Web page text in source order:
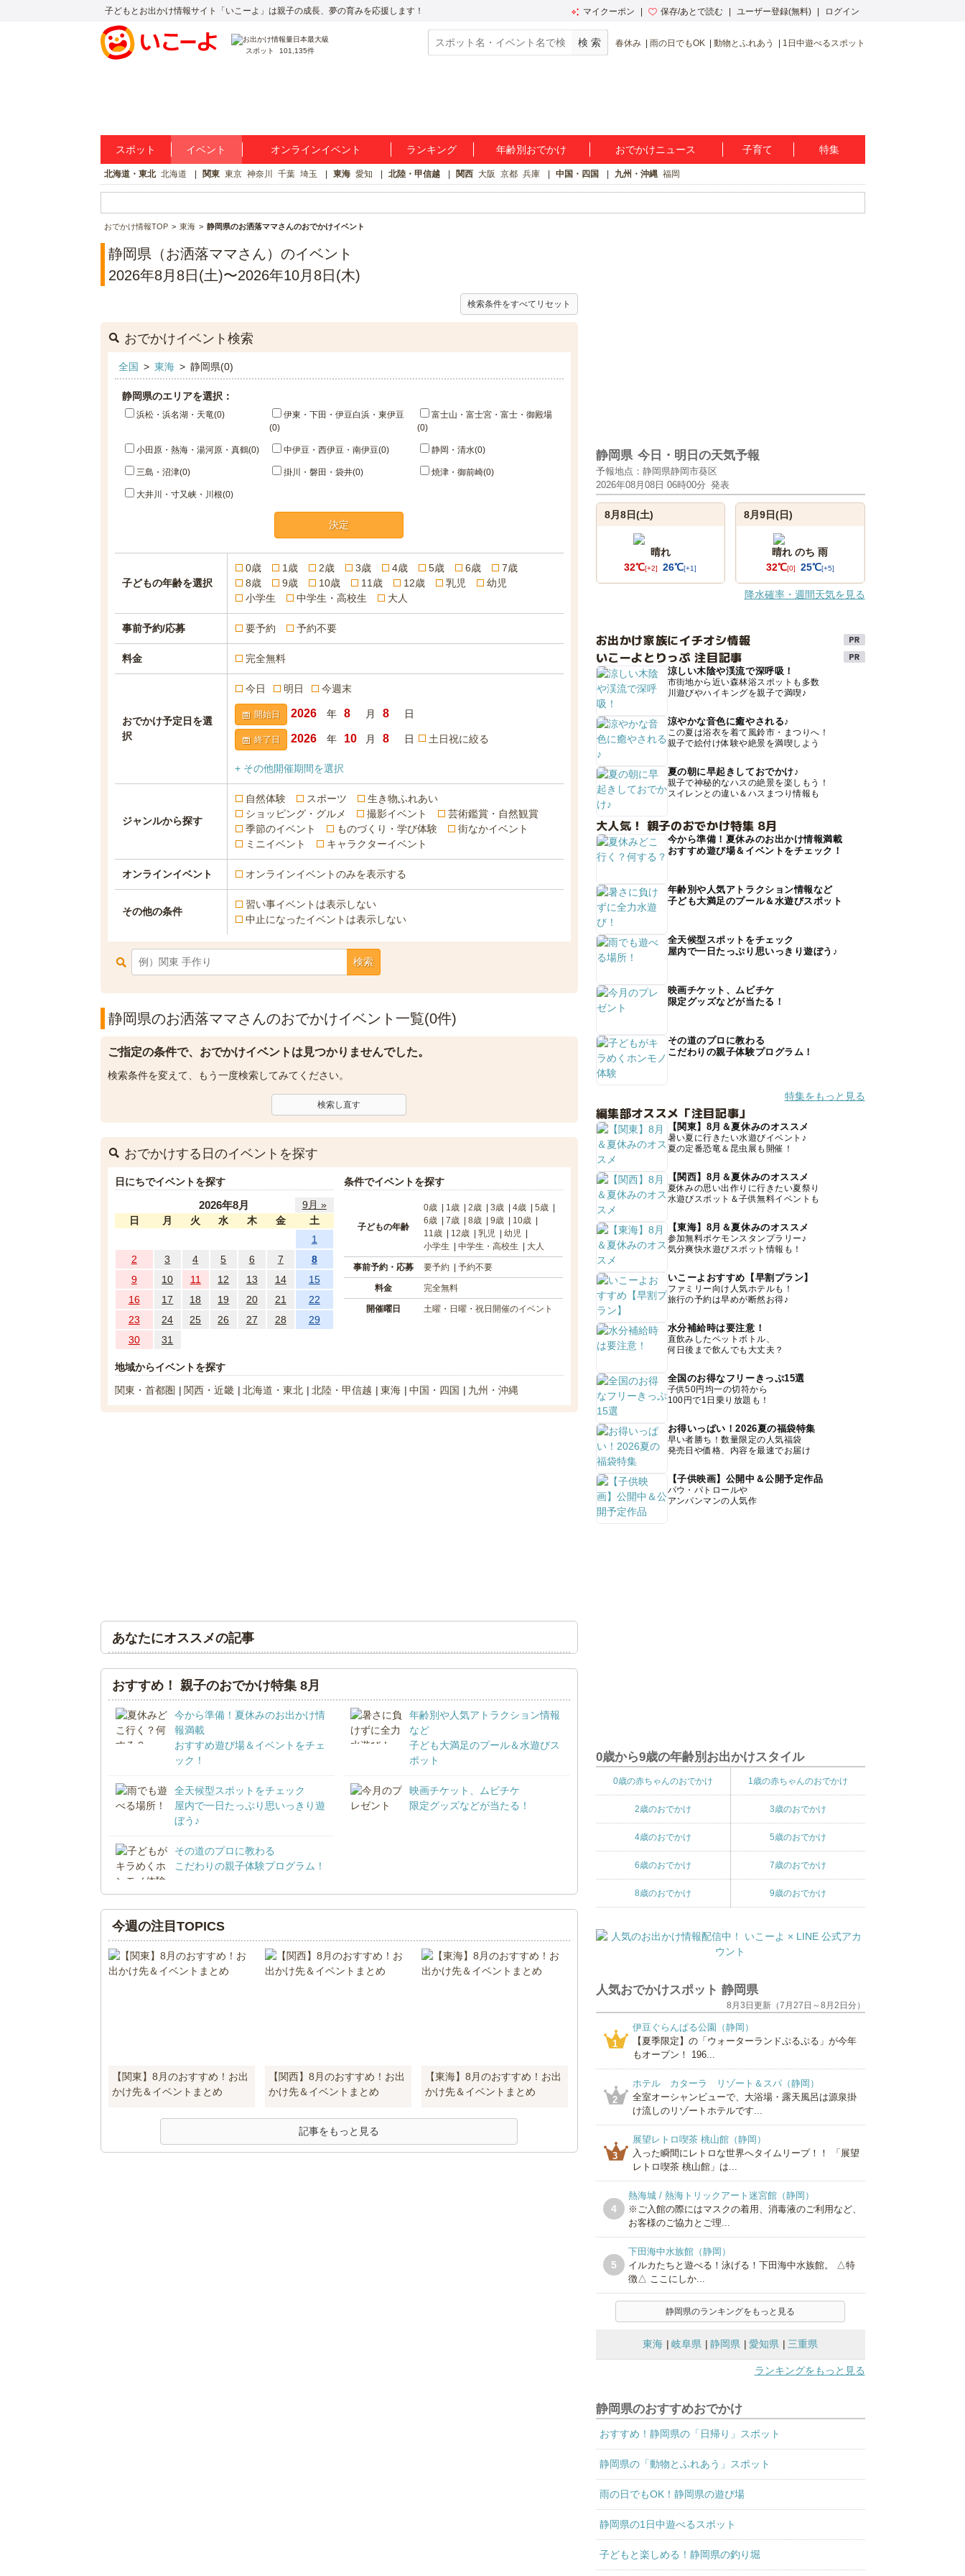
子どもとお出かけ情報サイト「いこーよ」は親子の成長、夢の育みを応援します！ マイクーポン 保存/あとで読む ユーザー登録(無料) ログイン
スポット 101,135件
春休み 雨の日でもOK 動物とふれあう 1日中遊べるスポット
スポット イベント オンラインイベント ランキング 年齢別おでかけ おでかけニュース 子育て 特集
北海道・東北 北海道 関東 東京 神奈川 千葉 埼玉 東海 愛知 北陸・甲信越 関西 大阪 京都 兵庫 中国・四国 九州・沖縄 福岡
おでかけ情報TOP 東海 静岡県のお洒落ママさんのおでかけイベント
静岡県（お洒落ママさん）のイベント
2026年8月8日(土)〜2026年10月8日(木)
検索条件をすべてリセット
おでかけイベント検索
全国 > 東海 > 静岡県(0)
静岡県のエリアを選択：
浜松・浜名湖・天竜(0)
伊東・下田・伊豆白浜・東伊豆
(0)
富士山・富士宮・富士・御殿場
(0)
小田原・熱海・湯河原・真鶴(0) 中伊豆・西伊豆・南伊豆(0) 静岡・清水(0)
三島・沼津(0) 掛川・磐田・袋井(0) 焼津・御前崎(0)
大井川・寸又峡・川根(0)
決定
子どもの年齢を選択
0歳 1歳 2歳 3歳 4歳 5歳 6歳
7歳
8歳
9歳 10歳 11歳 12歳 乳児
幼児
小学生
中学生・高校生 大人
事前予約/応募 要予約 予約不要
料金 完全無料
おでかけ予定日を選
択
今日 明日 今週末
開始日 年 月 日
終了日 年 月 日 土日祝に絞る
+ その他開催期間を選択
ジャンルから探す
自然体験 スポーツ
生き物ふれあい
ショッピング・グルメ
撮影イベント
芸術鑑賞・自然観賞
季節のイベント
ものづくり・学び体験
街なかイベント
ミニイベント
キャラクターイベント
オンラインイベント オンラインイベントのみを表示する
その他の条件
習い事イベントは表示しない
中止になったイベントは表示しない
検索
静岡県のお洒落ママさんのおでかけイベント一覧(0件)
ご指定の条件で、おでかけイベントは見つかりませんでした。
検索条件を変えて、もう一度検索してみてください。
検索し直す
おでかけする日のイベントを探す
日にちでイベントを探す
2026年8月
9月 »
日
月 火 水 木 金
土
1
2
3 4 5 6 7
8
9
10 11 12 13 14
15
16
17 18 19 20 21
22
23
24 25 26 27 28
29
30
31
条件でイベントを探す
子どもの年齢
0歳 1歳 2歳 3歳 4歳
5歳
6歳
7歳 8歳 9歳
10歳
11歳
12歳 乳児
幼児
小学生
中学生・高校生 大人
事前予約・応募 要予約 予約不要
料金 完全無料
開催曜日 土曜・日曜・祝日開催のイベント
地域からイベントを探す
関東・首都圏
関西・近畿 北海道・東北 北陸・甲信越 東海 中国・四国 九州・沖縄
あなたにオススメの記事
おすすめ！ 親子のおでかけ特集 8月
今から準備！夏休みのお出かけ情
報満載
おすすめ遊び場＆イベントをチェ
ック！
年齢別や人気アトラクション情報
など
子ども大満足のプール＆水遊びス
ポット
全天候型スポットをチェック
屋内で一日たっぷり思いっきり遊
ぼう♪
映画チケット、ムビチケ
限定グッズなどが当たる！
その道のプロに教わる
こだわりの親子体験プログラム！
今週の注目TOPICS
【関東】8月のおすすめ！お出
かけ先＆イベントまとめ
【関西】8月のおすすめ！お出
かけ先＆イベントまとめ
【東海】8月のおすすめ！お出
かけ先＆イベントまとめ
記事をもっと見る
静岡県 今日・明日の天気予報
予報地点：静岡県静岡市葵区
2026年08月08日 06時00分 発表
8月8日(土)
晴れ
32℃[+2] 26℃[+1]
8月9日(日)
晴れ のち 雨
32℃[0] 25℃[+5]
降水確率・週間天気を見る
お出かけ家族にイチオシ情報
いこーよとりっぷ 注目記事
涼しい木陰や渓流で深呼吸！
市街地から近い森林浴スポットも多数
川遊びやハイキングを親子で満喫♪
涼やかな音色に癒やされる♪
この夏は浴衣を着て風鈴市・まつりへ！
親子で絵付け体験や絶景を満喫しよう
夏の朝に早起きしておでかけ♪
親子で神秘的なハスの絶景を楽しもう！
スイレンとの違い＆ハスまつり情報も
大人気！ 親子のおでかけ特集 8月
今から準備！夏休みのお出かけ情報満載
おすすめ遊び場＆イベントをチェック！
年齢別や人気アトラクション情報など
子ども大満足のプール＆水遊びスポット
全天候型スポットをチェック
屋内で一日たっぷり思いっきり遊ぼう♪
映画チケット、ムビチケ
限定グッズなどが当たる！
その道のプロに教わる
こだわりの親子体験プログラム！
特集をもっと見る
編集部オススメ「注目記事」
【関東】8月＆夏休みのオススメ
暑い夏に行きたい水遊びイベント♪
夏の定番恐竜＆昆虫展も開催！
【関西】8月＆夏休みのオススメ
夏休みの思い出作りに行きたい夏祭り
水遊びスポット＆子供無料イベントも
【東海】8月＆夏休みのオススメ
参加無料ポケモンスタンプラリー♪
気分爽快水遊びスポット情報も！
いこーよおすすめ【早割プラン】
ファミリー向け人気ホテルも！
旅行の予約は早めが断然お得♪
水分補給時は要注意！
直飲みしたペットボトル、
何日後まで飲んでも大丈夫？
全国のお得なフリーきっぷ15選
子供50円均一の切符から
100円で1日乗り放題も！
お得いっぱい！2026夏の福袋特集
早い者勝ち！数量限定の人気福袋
発売日や価格、内容を最速でお届け
【子供映画】公開中＆公開予定作品
パウ・パトロールや
アンパンマンの人気作
0歳から9歳の年齢別お出かけスタイル
0歳の赤ちゃんのおでかけ 1歳の赤ちゃんのおでかけ
2歳のおでかけ 3歳のおでかけ
4歳のおでかけ 5歳のおでかけ
6歳のおでかけ 7歳のおでかけ
8歳のおでかけ 9歳のおでかけ
人気おでかけスポット 静岡県
8月3日更新（7月27日～8月2日分）
1
伊豆ぐらんぱる公園（静岡）
【夏季限定】の「ウォーターランドぷるぷる」が今年
もオープン！ 196...
2
ホテル カターラ リゾート＆スパ（静岡）
全室オーシャンビューで、大浴場・露天風呂は源泉掛
け流しのリゾートホテルです...
3
展望レトロ喫茶 桃山館（静岡）
入った瞬間にレトロな世界へタイムリープ！！ 「展望
レトロ喫茶 桃山館」は...
4
熱海城 / 熱海トリックアート迷宮館（静岡）
※ご入館の際にはマスクの着用、消毒液のご利用など、
お客様のご協力とご理...
5
下田海中水族館（静岡）
イルカたちと遊べる！泳げる！下田海中水族館。 △特
徴△ ここにしか...
静岡県のランキングをもっと見る
東海 岐阜県 静岡県 愛知県 三重県
ランキングをもっと見る
静岡県のおすすめおでかけ
おすすめ！静岡県の「日帰り」スポット
静岡県の「動物とふれあう」スポット
雨の日でもOK！静岡県の遊び場
静岡県の1日中遊べるスポット
子どもと楽しめる！静岡県の釣り堀